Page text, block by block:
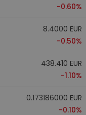
-0.60%
8.4000 EUR
-0.50%
438.410 EUR
-1.10%
0.173186000 EUR
-0.10%